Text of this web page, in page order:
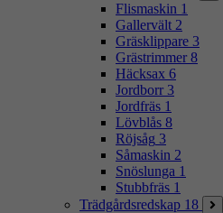
Flismaskin 1
Gallervält 2
Gräsklippare 3
Grästrimmer 8
Häcksax 6
Jordborr 3
Jordfräs 1
Lövblås 8
Röjsåg 3
Såmaskin 2
Snöslunga 1
Stubbfräs 1
Trädgårdsredskap 18